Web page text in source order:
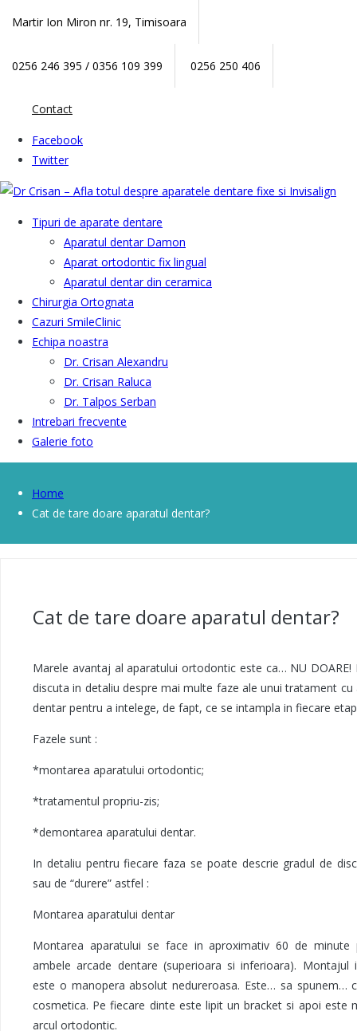
Martir Ion Miron nr. 19, Timisoara
0256 246 395 / 0356 109 399 0256 250 406
Contact
Facebook
Twitter
Tipuri de aparate dentare
Aparatul dentar Damon
Aparat ortodontic fix lingual
Aparatul dentar din ceramica
Chirurgia Ortognata
Cazuri SmileClinic
Echipa noastra
Dr. Crisan Alexandru
Dr. Crisan Raluca
Dr. Talpos Serban
Intrebari frecvente
Galerie foto
Home
Cat de tare doare aparatul dentar?
Cat de tare doare aparatul dentar?
Marele avantaj al aparatului ortodontic este ca… NU DOARE!
discuta in detaliu despre mai multe faze ale unui tratament cu
dentar pentru a intelege, de fapt, ce se intampla in fiecare
Fazele sunt :
*montarea aparatului ortodontic;
*tratamentul propriu-zis;
*demontarea aparatului dentar.
In detaliu pentru fiecare faza se poate descrie gradul de
sau de “durere” astfel :
Montarea aparatului dentar
Montarea aparatului se face in aproximativ 60 de minute
ambele arcade dentare (superioara si inferioara). Montajul
este o manopera absolut nedureroasa. Este… sa spunem…
cosmetica. Pe fiecare dinte este lipit un bracket si apoi este
arcul ortodontic.